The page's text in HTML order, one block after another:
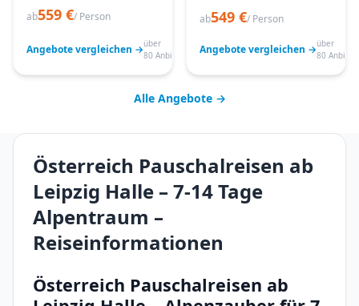
ab559 €/ Person
Angebote vergleichen →über
80 Anbieter
ab549 €/ Person
Angebote vergleichen →über
80
Alle Angebote →
Österreich Pauschalreisen ab
Leipzig Halle – 7-14 Tage
Alpentraum –
Reiseinformationen
Österreich Pauschalreisen ab